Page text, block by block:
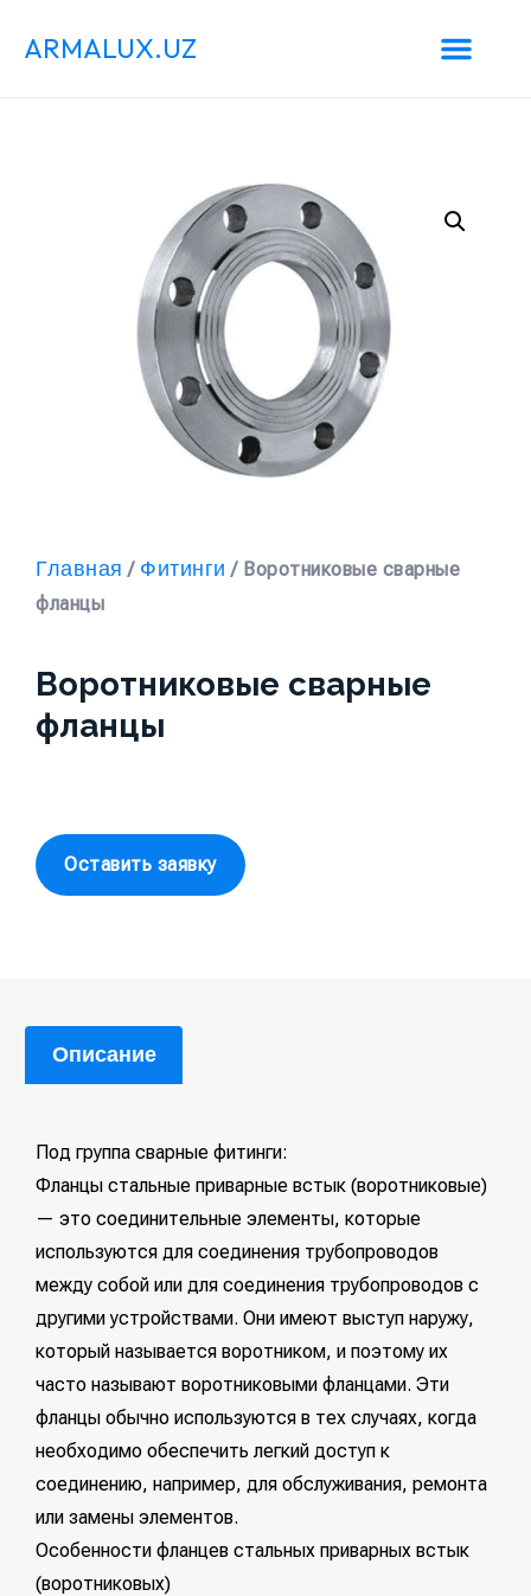
ARMALUX.UZ
Главная / Фитинги / Воротниковые сварные
фланцы
Воротниковые сварные
фланцы
Оставить заявку
Описание
Под группа сварные фитинги:
Фланцы стальные приварные встык (воротниковые)
— это соединительные элементы, которые
используются для соединения трубопроводов
между собой или для соединения трубопроводов с
другими устройствами. Они имеют выступ наружу,
который называется воротником, и поэтому их
часто называют воротниковыми фланцами. Эти
фланцы обычно используются в тех случаях, когда
необходимо обеспечить легкий доступ к
соединению, например, для обслуживания, ремонта
или замены элементов.
Особенности фланцев стальных приварных встык
(воротниковых)